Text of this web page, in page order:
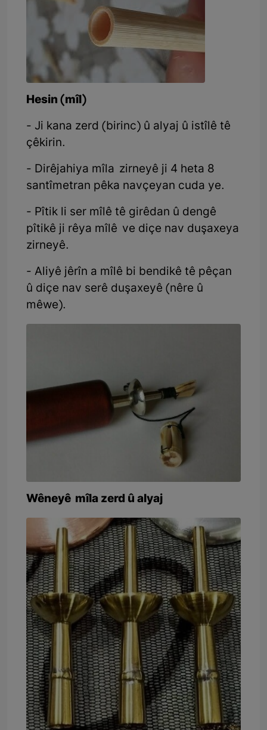
Hesin (mîl)
- Ji kana zerd (birinc) û alyaj û istîlê tê
çêkirin.
- Dirêjahiya mîla zirneyê ji 4 heta 8
santîmetran pêka navçeyan cuda ye.
- Pîtik li ser mîlê tê girêdan û dengê
pîtikê ji rêya mîlê ve diçe nav duşaxeya
zirneyê.
- Aliyê jêrîn a mîlê bi bendikê tê pêçan
û diçe nav serê duşaxeyê (nêre û
mêwe).
Wêneyê mîla zerd û alyaj